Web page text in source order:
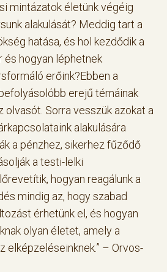
mintázatok életünk végéig
alakulását? Meddig tart a
hatása, és hol kezdődik a
és hogyan léphetnek
erőink?Ebben a
erejű témáinak
olvasót. Sorra vesszük azokat a
alakulására
a pénzhez, sikerhez fűződő
a testi-lelki
hogyan reagálunk a
mindig az, hogy szabad
érhetünk el, és hogyan
olyan életet, amely a
elképzeléseinknek.” – Orvos-